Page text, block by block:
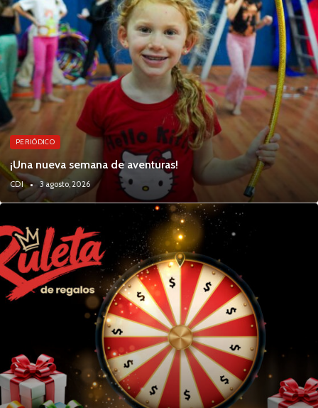
PERIÓDICO
¡Una nueva semana de aventuras!
CDI 3 agosto, 2026